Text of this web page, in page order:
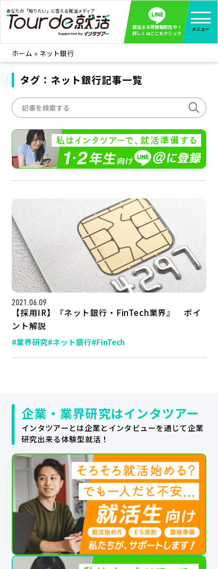
あなたの「知りたい」に答える就活メディア
就活まる得情報配信中！
詳しくはここをクリック
メニュー
就活ノウハウ 全て見る
企業まる見え！特捜部
みんなが知らない企業の裏側を徹底調査！
インタツアー活動レポ 全て見る
インタツアーを使ってどうだった？OBOG成功談
社会人インタビュー 全て見る
社会人になった今、就活を振り返ってみた
学生就活ブログ 全て見る
企業・業界研究はインタツアー
記事一覧
サイトマップ
ホーム » ネット銀行
タグ：ネット銀行記事一覧
2021.06.09
【採用IR】『ネット銀行・FinTech業界』 ポイ
ント解説
#業界研究#ネット銀行#FinTech
企業・業界研究はインタツアー
インタツアーとは企業とインタビューを通じて企業
研究出来る体験型就活！